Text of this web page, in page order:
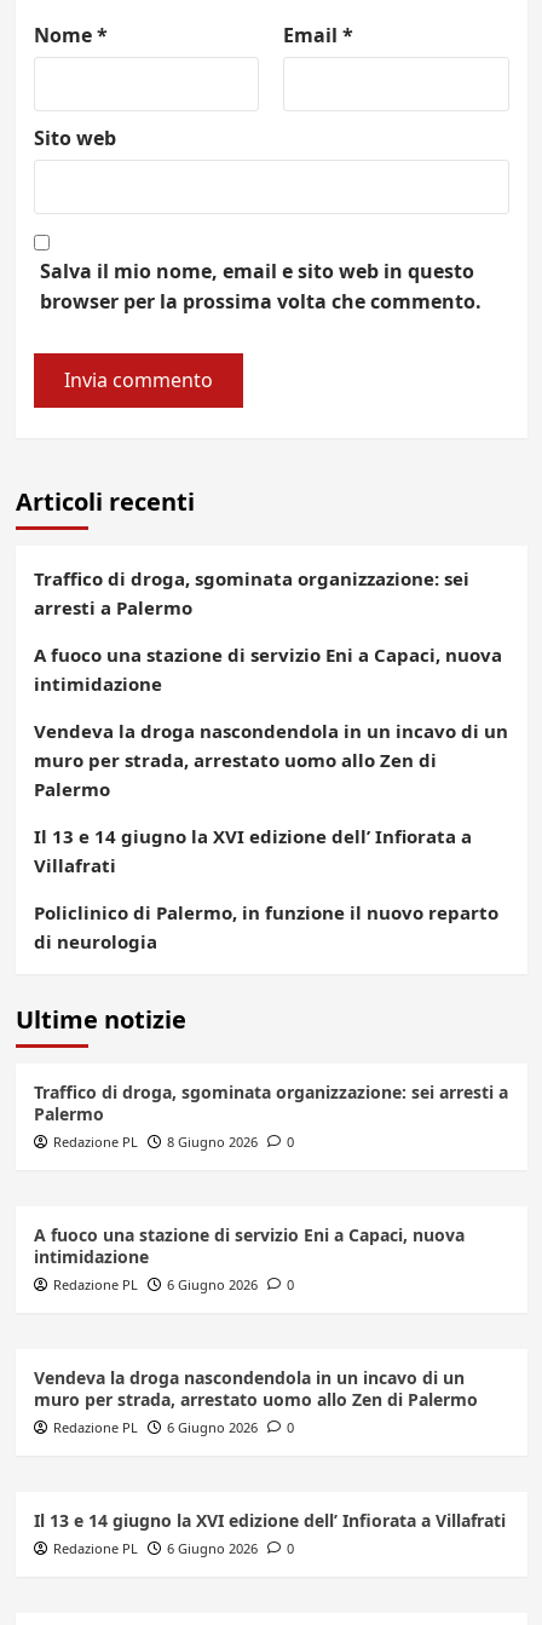
Nome* Email *
Sito web
Salva il mio nome, email e sito web in questo
browser per la prossima volta che commento.
Articoli recenti
Traffico di droga, sgominata organizzazione: sei
arresti a Palermo
A fuoco una stazione di servizio Eni a Capaci, nuova
intimidazione
Vendeva la droga nascondendola in un incavo di un
muro per strada, arrestato uomo allo Zen di
Palermo
Il 13 e 14 giugno la XVI edizione dell’ Infiorata a
Villafrati
Policlinico di Palermo, in funzione il nuovo reparto
di neurologia
Ultime notizie
Traffico di droga, sgominata organizzazione: sei arresti a
Palermo
Redazione PL 8 Giugno 2026 0
A fuoco una stazione di servizio Eni a Capaci, nuova
intimidazione
Redazione PL 6 Giugno 2026 0
Vendeva la droga nascondendola in un incavo di un
muro per strada, arrestato uomo allo Zen di Palermo
Redazione PL 6 Giugno 2026 0
Il 13 e 14 giugno la XVI edizione dell’ Infiorata a Villafrati
Redazione PL 6 Giugno 2026 0